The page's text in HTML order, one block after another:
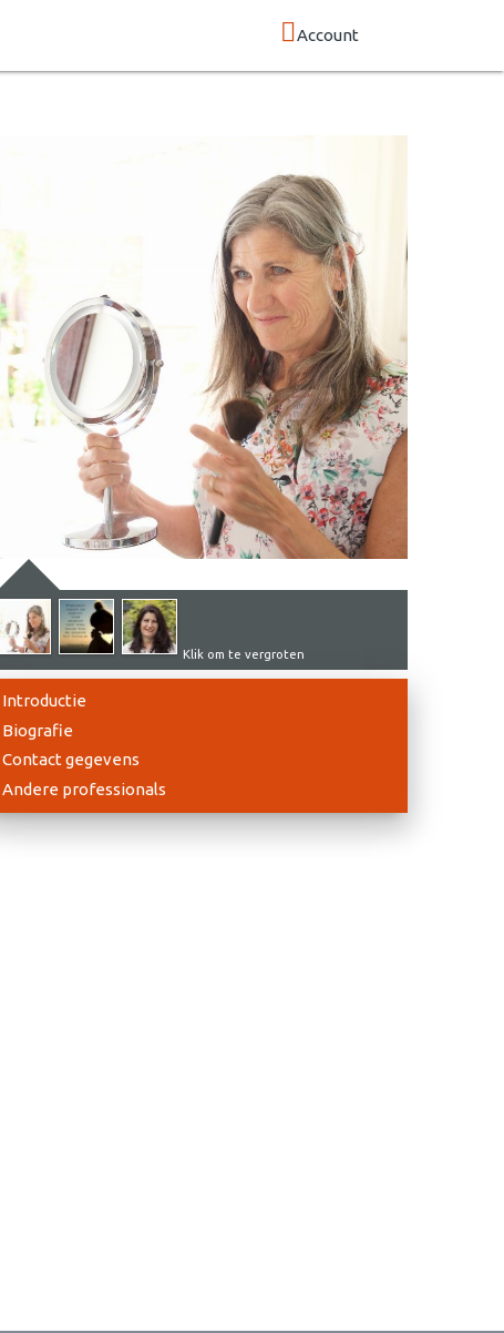
Account
Klik om te vergroten
Introductie
Biografie
Contact gegevens
Andere professionals